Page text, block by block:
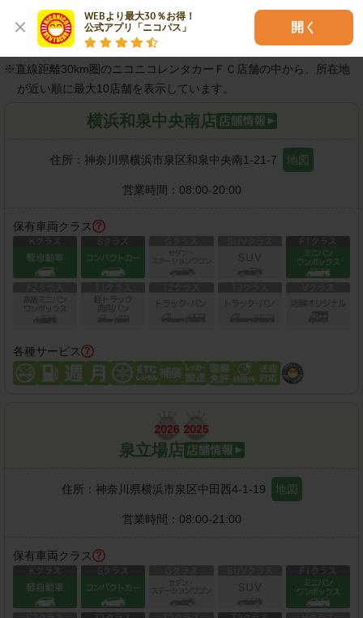
WEBより最大30％お得！
公式アプリ「ニコパス」
開く
近隣の店舗
※直線距離30km圏のニコニコレンタカーＦＣ店舗の中から、所在地
が近い順に最大10店舗を表示しています。
横浜和泉中央南店
住所： 神奈川県横浜市泉区和泉中央南1-21-7 地図
営業時間： 08:00-20:00
保有車両クラス
各種サービス
泉立場店
住所： 神奈川県横浜市泉区中田西4-1-19 地図
営業時間： 08:00-21:00
保有車両クラス